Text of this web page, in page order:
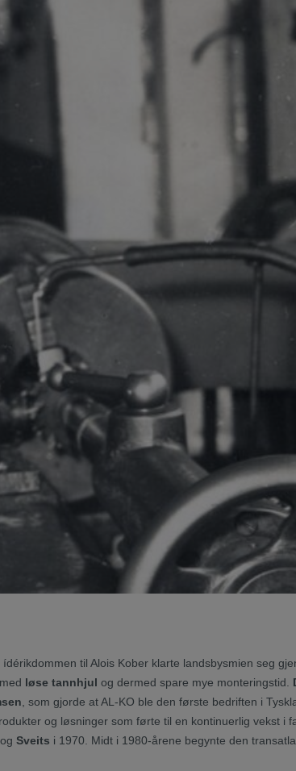
til Alois Kober klarte landsbysmien seg
med løse tannhjul og dermed spare mye monteringstid.
, som gjorde at AL-KO ble den første bedriften i
og løsninger som førte til en kontinuerlig vekst i
og Sveits i 1970. Midt i 1980-årene begynte den